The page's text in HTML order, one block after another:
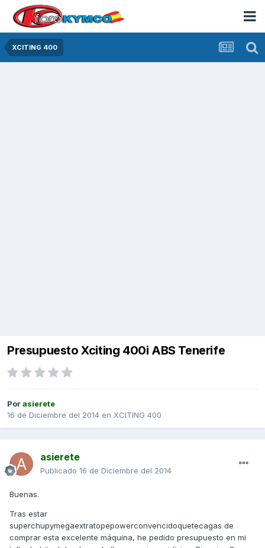
XCITING 400
Presupuesto Xciting 400i ABS Tenerife
Porasierete
16 de Diciembre del 2014 en XCITING 400
asierete
Publicado 16 de Diciembre del 2014
Buenas.
Tras estar
superchupymegaextratopepowerconvencidoquetecagas de
comprar esta excelente máquina, he pedido presupuesto en mi